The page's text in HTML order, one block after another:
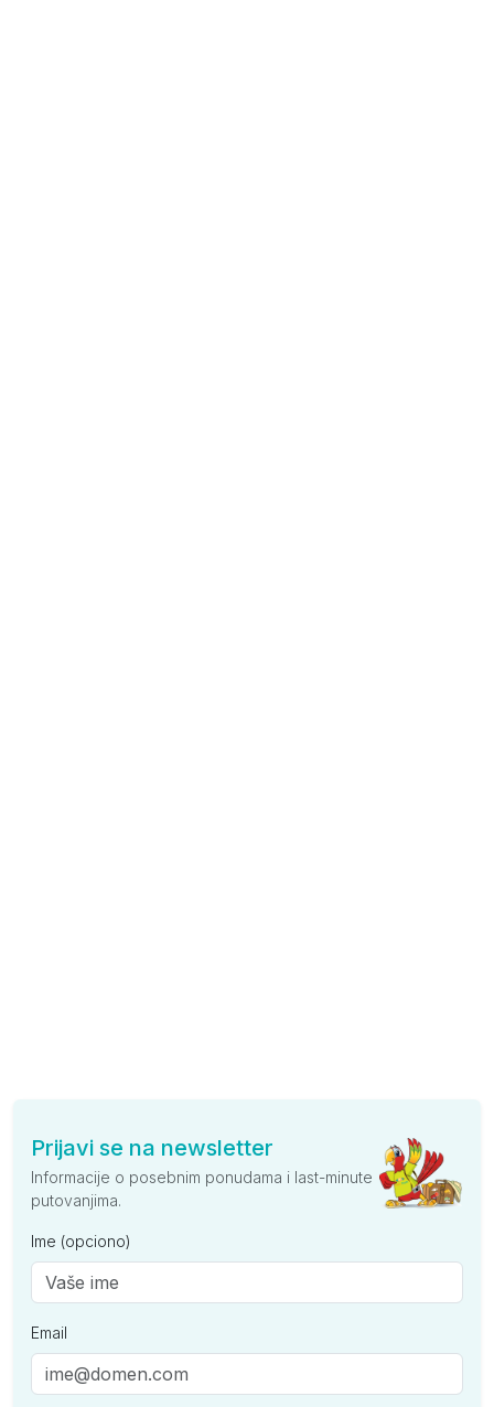
Prijavi se na newsletter
Informacije o posebnim ponudama i last-minute
putovanjima.
Ime (opciono)
Email